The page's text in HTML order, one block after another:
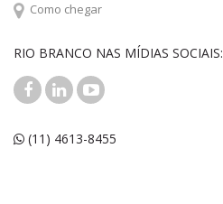
Como chegar
RIO BRANCO NAS MÍDIAS SOCIAIS:
(11) 4613-8455